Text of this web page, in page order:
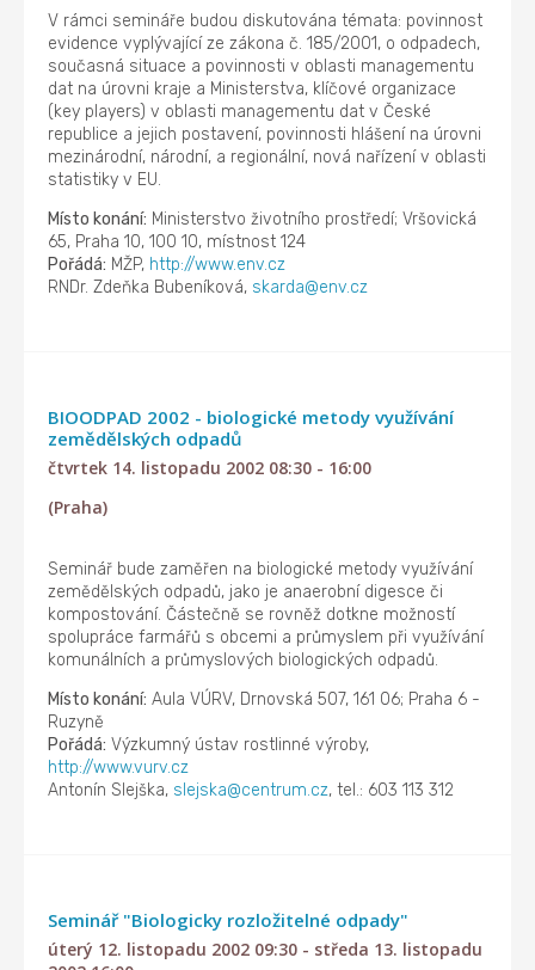
V rámci semináře budou diskutována témata: povinnost
evidence vyplývající ze zákona č. 185/2001, o odpadech,
současná situace a povinnosti v oblasti managementu
dat na úrovni kraje a Ministerstva, klíčové organizace
(key players) v oblasti managementu dat v České
republice a jejich postavení, povinnosti hlášení na úrovni
mezinárodní, národní, a regionální, nová nařízení v oblasti
statistiky v EU.
Místo konání: Ministerstvo životního prostředí; Vršovická
65, Praha 10, 100 10, místnost 124
Pořádá: MŽP, http://www.env.cz
RNDr. Zdeňka Bubeníková, skarda@env.cz
BIOODPAD 2002 - biologické metody využívání
zemědělských odpadů
čtvrtek 14. listopadu 2002 08:30 - 16:00
(Praha)
Seminář bude zaměřen na biologické metody využívání
zemědělských odpadů, jako je anaerobní digesce či
kompostování. Částečně se rovněž dotkne možností
spolupráce farmářů s obcemi a průmyslem při využívání
komunálních a průmyslových biologických odpadů.
Místo konání: Aula VÚRV, Drnovská 507, 161 06; Praha 6 -
Ruzyně
Pořádá: Výzkumný ústav rostlinné výroby,
http://www.vurv.cz
Antonín Slejška, slejska@centrum.cz, tel.: 603 113 312
Seminář "Biologicky rozložitelné odpady"
úterý 12. listopadu 2002 09:30 - středa 13. listopadu